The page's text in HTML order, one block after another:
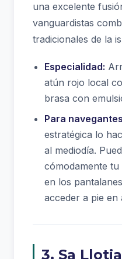
una excelente
vanguardistas
tradicionales de la
Especialidad:
atún rojo local
brasa con
Para
estratégica lo
al mediodía.
cómodamente tu
en los
acceder a pie en
3. Sa